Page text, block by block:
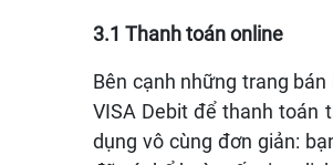
3.1 Thanh toán online
Bên cạnh những trang
VISA Debit để thanh toán
dụng vô cùng đơn giản: